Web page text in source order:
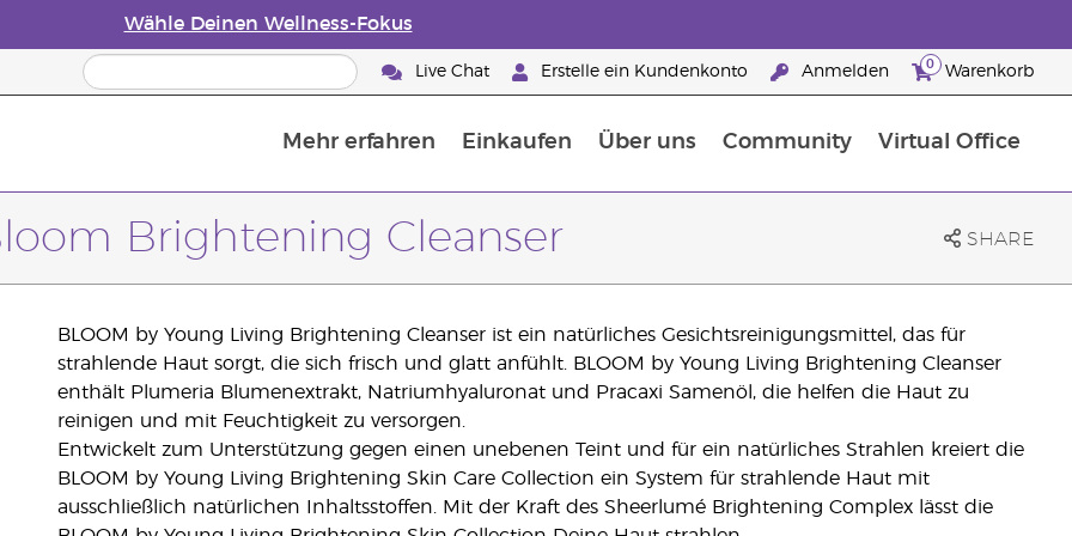
Wähle Deinen Wellness-Fokus
Live Chat Erstelle ein Kundenkonto Anmelden 0 Warenkorb
Mehr erfahren Einkaufen Über uns Community Virtual Office
Brightening Cleanser SHARE
BLOOM by Young Living Brightening Cleanser ist ein natürliches Gesichtsreinigungsmittel, das für
strahlende Haut sorgt, die sich frisch und glatt anfühlt. BLOOM by Young Living Brightening Cleanser
enthält Plumeria Blumenextrakt, Natriumhyaluronat und Pracaxi Samenöl, die helfen die Haut zu
reinigen und mit Feuchtigkeit zu versorgen.
Entwickelt zum Unterstützung gegen einen unebenen Teint und für ein natürliches Strahlen kreiert die
BLOOM by Young Living Brightening Skin Care Collection ein System für strahlende Haut mit
ausschließlich natürlichen Inhaltsstoffen. Mit der Kraft des Sheerlumé Brightening Complex lässt die